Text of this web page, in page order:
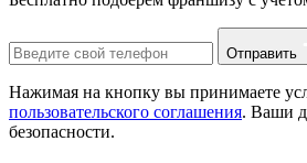
Отправить
Нажимая на кнопку вы принимаете
пользовательского соглашения. Ваши
безопасности.